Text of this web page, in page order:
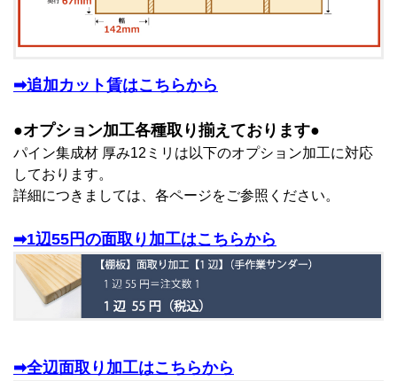
➡追加カット賃はこちらから
●オプション加工各種取り揃えております●
パイン集成材 厚み12ミリは以下のオプション加工に対応
しております。
詳細につきましては、各ページをご参照ください。
➡1辺55円の面取り加工はこちらから
➡全辺面取り加工はこちらから